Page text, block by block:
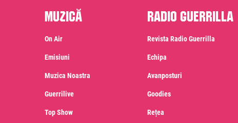
Muzică
On Air
Emisiuni
Muzica Noastra
Guerrilive
Top Show
Radio Guerrilla
Revista Radio Guerrilla
Echipa
Avanposturi
Goodies
Rețea